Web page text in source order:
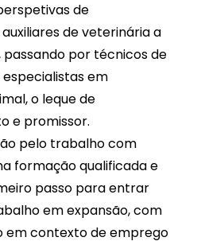
de
auxiliares de veterináriaa
passando por técnicos de
em
o leque de
e promissor.
pelo trabalho com
formação qualificada e
passo para entrar
em expansão, com
em contexto de emprego